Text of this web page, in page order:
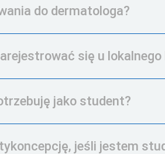
do dermatologa?
się u lokalnego
jako student?
jeśli jestem